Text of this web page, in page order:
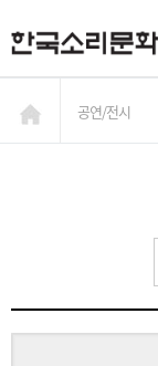
공연/전시